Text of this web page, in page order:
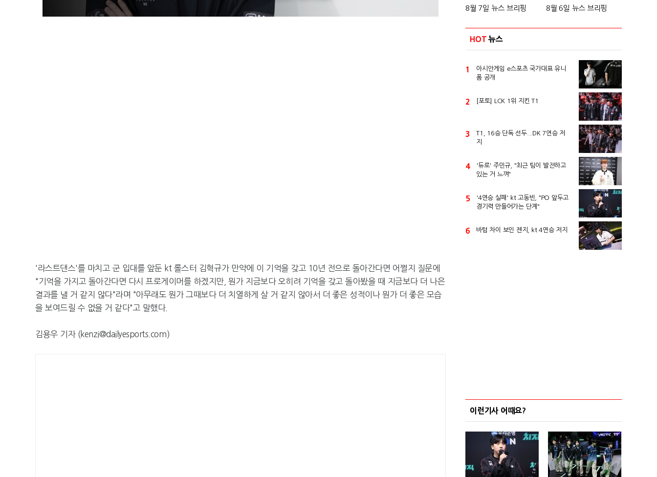
'라스트댄스'를 마치고 군 입대를 앞둔 kt 롤스터 김혁규가 만약에 이 기억을 갖고 10년 전으로 돌아간다면 어쩔지 질문에
"기억을 가지고 돌아간다면 다시 프로게이머를 하겠지만, 뭔가 지금보다 오히려 기억을 갖고 돌아봤을 때 지금보다 더 나은
결과를 낼 거 같지 않다"라며 "아무래도 뭔가 그때보다 더 치열하게 살 거 같지 않아서 더 좋은 성적이나 뭔가 더 좋은 모습
을 보여드릴 수 없을 거 같다"고 말했다.
김용우 기자 (kenzi@dailyesports.com)
8월 7일 뉴스 브리핑 8월 6일 뉴스 브리핑
HOT 뉴스
1
아시안게임 e스포츠 국가대표 유니
폼 공개
2 [포토] LCK 1위 지킨 T1
3
T1, 16승 단독 선두...DK 7연승 저
지
4
'듀로' 주민규, "최근 팀이 발전하고
있는 거 느껴"
5
'4연승 실패' kt 고동빈, "PO 앞두고
경기력 만들어가는 단계"
6 바텀 차이 보인 젠지, kt 4연승 저지
이런기사 어때요?